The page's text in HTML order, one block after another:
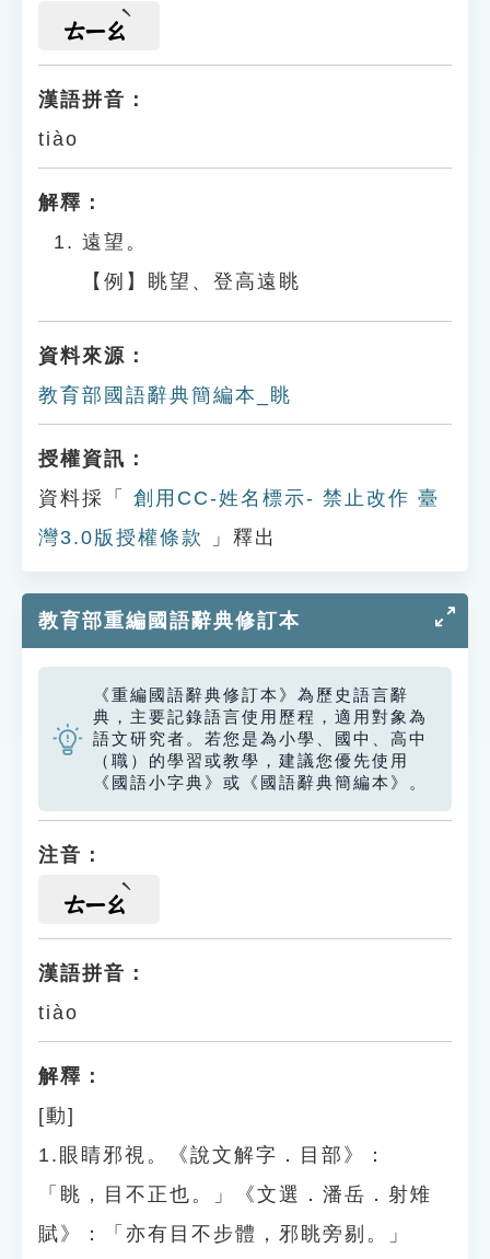
ㄊㄧㄠ
漢語拼音：
tiào
解釋：
遠望。
【例】眺望、登高遠眺
資料來源：
教育部國語辭典簡編本_眺
授權資訊：
資料採「
創用CC-姓名標示- 禁止改作 臺
灣3.0版授權條款
」釋出
教育部重編國語辭典修訂本
《重編國語辭典修訂本》為歷史語言辭
典，主要記錄語言使用歷程，適用對象為
語文研究者。若您是為小學、國中、高中
（職）的學習或教學，建議您優先使用
《國語小字典》或《國語辭典簡編本》。
注音：
ㄊㄧㄠ
漢語拼音：
tiào
解釋：
[動]
1.眼睛邪視。《說文解字．目部》：
「眺，目不正也。」《文選．潘岳．射雉
賦》：「亦有目不步體，邪眺旁剔。」